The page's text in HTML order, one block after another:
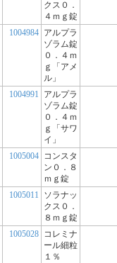
クス０．
４ｍｇ錠
1004984 アルプラ
ゾラム錠
０．４ｍ
ｇ「アメ
ル」
1004991
アルプラ
ゾラム錠
０．４ｍ
ｇ「サワ
イ」
1005004 コンスタ
ン０．８
ｍｇ錠
1005011
ソラナッ
クス０．
８ｍｇ錠
1005028 コレミナ
ール細粒
１％